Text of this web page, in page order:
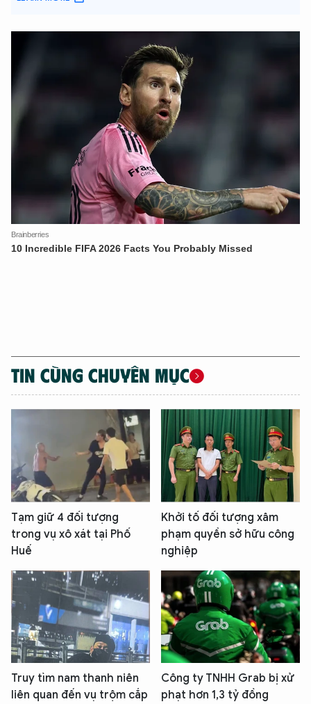
TIN CÙNG CHUYÊN MỤC
Tạm giữ 4 đối tượng
trong vụ xô xát tại Phố
Huế
Khởi tố đối tượng xâm
phạm quyền sở hữu công
nghiệp
Truy tìm nam thanh niên
liên quan đến vụ trộm cắp
Công ty TNHH Grab bị xử
phạt hơn 1,3 tỷ đồng
XIN CHÀO,
TÔI LÀ CHATBOT CỦA
Hãy hỏi tôi bất kỳ điều gì bạn cần biết về
An Ninh Thủ Đô nhé. Tôi sẵn sàng hỗ trợ!